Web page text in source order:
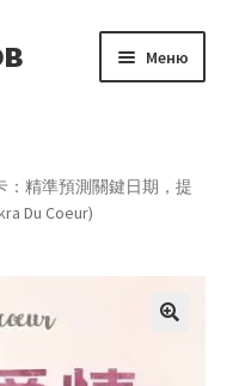
Меню
：精準預測關鍵日期，提
Du Coeur)